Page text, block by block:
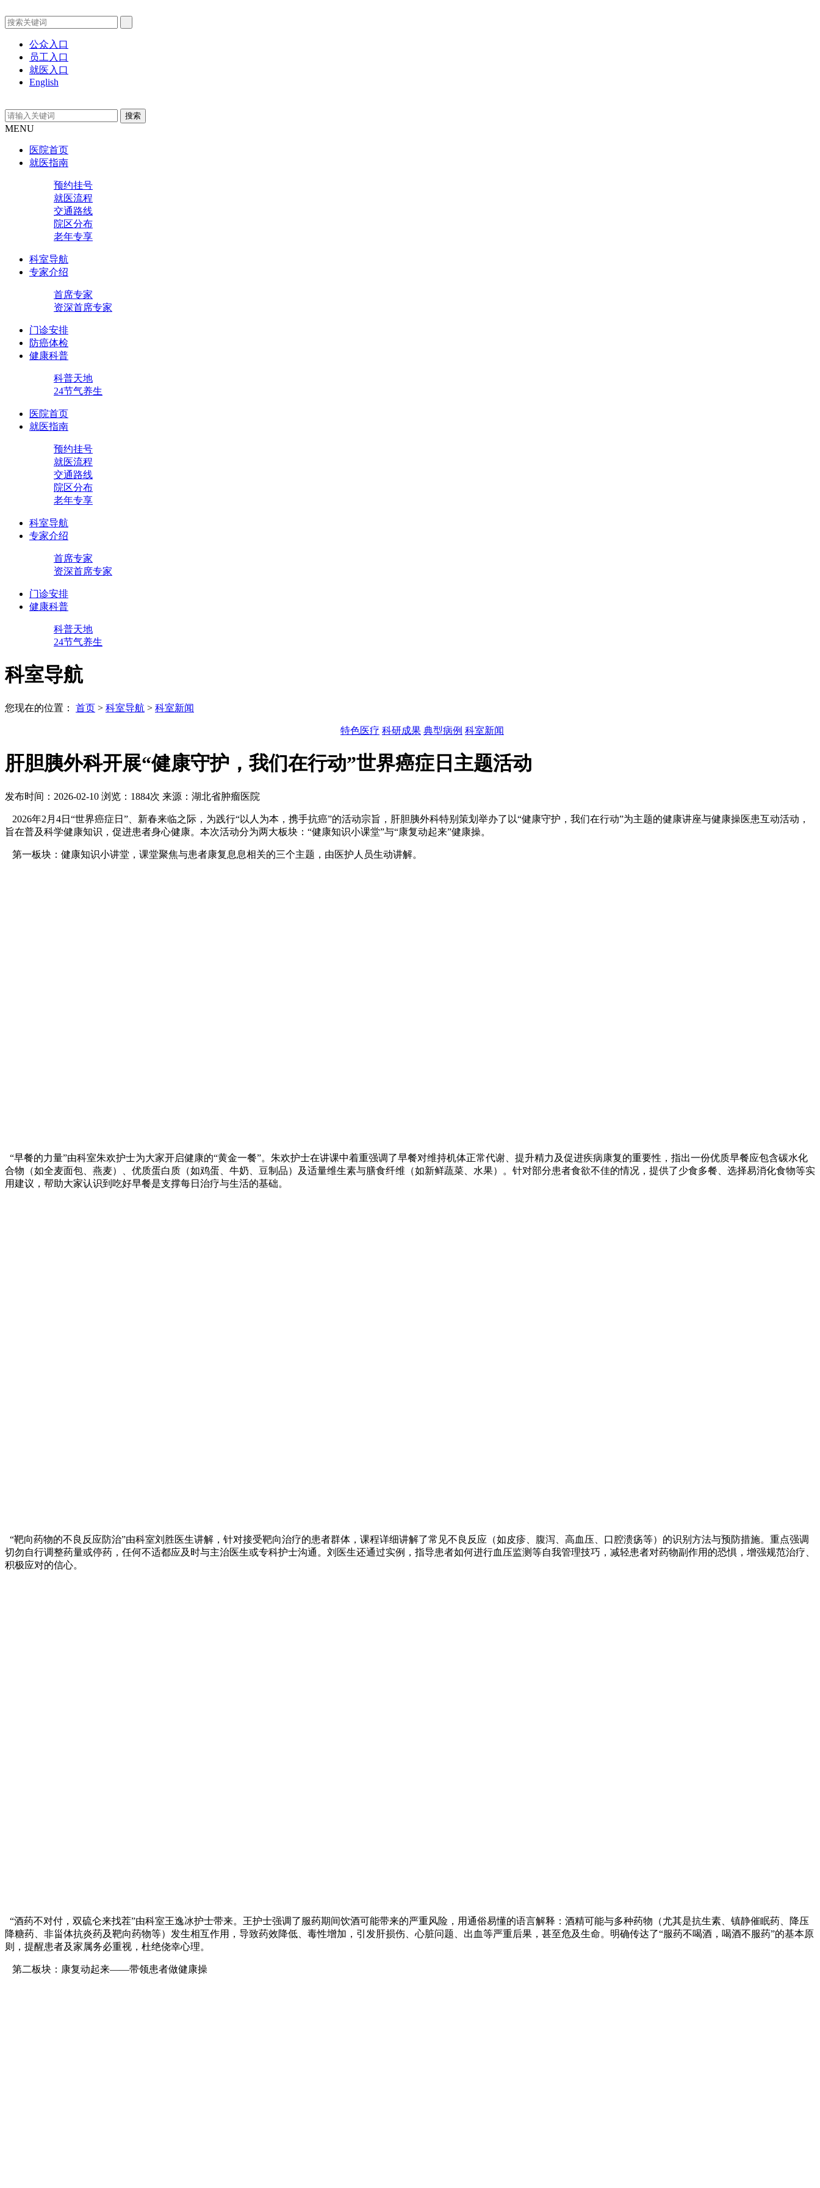
公众入口
员工入口
就医入口
English
MENU
医院首页
就医指南
预约挂号
就医流程
交通路线
院区分布
老年专享
科室导航
专家介绍
首席专家
资深首席专家
门诊安排
防癌体检
健康科普
科普天地
24节气养生
医院首页
就医指南
预约挂号
就医流程
交通路线
院区分布
老年专享
科室导航
专家介绍
首席专家
资深首席专家
门诊安排
健康科普
科普天地
24节气养生
科室导航
您现在的位置： 首页 > 科室导航 > 科室新闻
特色医疗 科研成果 典型病例 科室新闻
肝胆胰外科开展“健康守护，我们在行动”世界癌症日主题活动
发布时间：2026-02-10 浏览：1884次 来源：湖北省肿瘤医院
2026年2月4日“世界癌症日”、新春来临之际，为践行“以人为本，携手抗癌”的活动宗旨，肝胆胰外科特别策划举办了以“健康守护，我们在行动”为主题的健康讲座与健康操医患互动活动，
旨在普及科学健康知识，促进患者身心健康。本次活动分为两大板块：“健康知识小课堂”与“康复动起来”健康操。
第一板块：健康知识小讲堂，课堂聚焦与患者康复息息相关的三个主题，由医护人员生动讲解。
“早餐的力量”由科室朱欢护士为大家开启健康的“黄金一餐”。朱欢护士在讲课中着重强调了早餐对维持机体正常代谢、提升精力及促进疾病康复的重要性，指出一份优质早餐应包含碳水化
合物（如全麦面包、燕麦）、优质蛋白质（如鸡蛋、牛奶、豆制品）及适量维生素与膳食纤维（如新鲜蔬菜、水果）。针对部分患者食欲不佳的情况，提供了少食多餐、选择易消化食物等实
用建议，帮助大家认识到吃好早餐是支撑每日治疗与生活的基础。
“靶向药物的不良反应防治”由科室刘胜医生讲解，针对接受靶向治疗的患者群体，课程详细讲解了常见不良反应（如皮疹、腹泻、高血压、口腔溃疡等）的识别方法与预防措施。重点强调
切勿自行调整药量或停药，任何不适都应及时与主治医生或专科护士沟通。刘医生还通过实例，指导患者如何进行血压监测等自我管理技巧，减轻患者对药物副作用的恐惧，增强规范治疗、
积极应对的信心。
“酒药不对付，双硫仑来找茬”由科室王逸冰护士带来。王护士强调了服药期间饮酒可能带来的严重风险，用通俗易懂的语言解释：酒精可能与多种药物（尤其是抗生素、镇静催眠药、降压
降糖药、非甾体抗炎药及靶向药物等）发生相互作用，导致药效降低、毒性增加，引发肝损伤、心脏问题、出血等严重后果，甚至危及生命。明确传达了“服药不喝酒，喝酒不服药”的基本原
则，提醒患者及家属务必重视，杜绝侥幸心理。
第二板块：康复动起来——带领患者做健康操